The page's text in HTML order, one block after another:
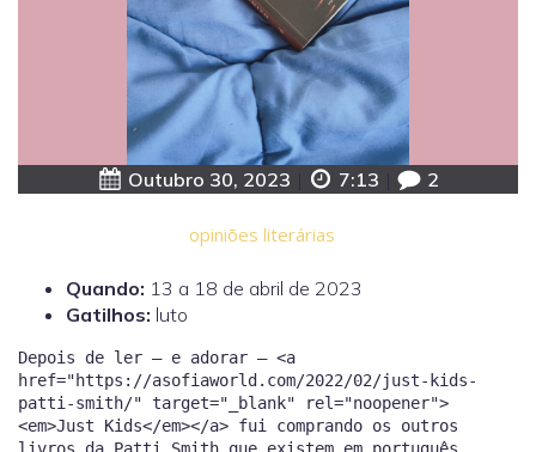
Outubro 30, 2023 7:13 2
opiniões literárias
Quando: 13 a 18 de abril de 2023
Gatilhos: luto
Depois de ler — e adorar — <a
href="https://asofiaworld.com/2022/02/just-kids-
patti-smith/" target="_blank" rel="noopener">
<em>Just Kids</em></a> fui comprando os outros